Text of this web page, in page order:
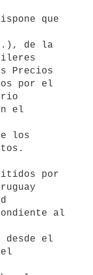
que
de la
Precios
por el
el
los
por
al
desde el
el